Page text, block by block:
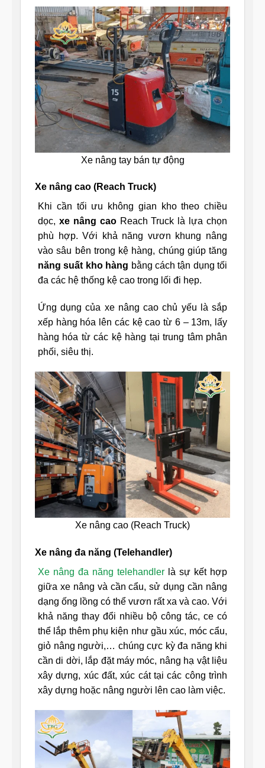
Xe nâng tay bán tự động
Xe nâng cao (Reach Truck)
Khi cần tối ưu không gian kho theo chiều
dọc, xe nâng caoReach Truck là lựa chọn
phù hợp. Với khả năng vươn khung nâng
vào sâu bên trong kệ hàng, chúng giúp tăng
năng suất kho hàng bằng cách tận dụng tối
đa các hệ thống kệ cao trong lối đi hẹp.
Ứng dụng của xe nâng cao chủ yếu là sắp
xếp hàng hóa lên các kệ cao từ 6 – 13m, lấy
hàng hóa từ các kệ hàng tại trung tâm phân
phối, siêu thị.
Xe nâng cao (Reach Truck)
Xe nâng đa năng (Telehandler)
Xe nâng đa năng telehandler là sự kết hợp
giữa xe nâng và cần cẩu, sử dụng cần nâng
dạng ống lồng có thể vươn rất xa và cao. Với
khả năng thay đổi nhiều bộ công tác, ce có
thể lắp thêm phụ kiện như gầu xúc, móc cẩu,
giỏ nâng người,… chúng cực kỳ đa năng khi
cần di dời, lắp đặt máy móc, nâng hạ vật liệu
xây dựng, xúc đất, xúc cát tại các công trình
xây dựng hoặc nâng người lên cao làm việc.